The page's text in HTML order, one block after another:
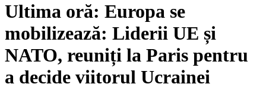
Ultima oră: Europa se
mobilizează: Liderii UE și
NATO, reuniți la Paris pentru
a decide viitorul Ucrainei